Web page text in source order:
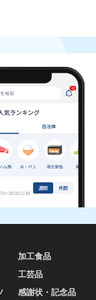
加工食品
工芸品
感謝状・記念品